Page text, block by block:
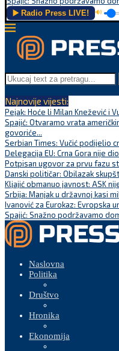
▶️ Radio Press LIVE! 🔊
Najnovije vijesti:
Pejak: Hoće li Milan Knežević i
Spajić: Otvaramo vrata
govoriće...
Serbian Times: Vučić podijelio
Delegacija EU: Crna Gora nije
Potpisan ugovor za prvu fazu
Danski političar: Obilazak
Kljajić obmanuo javnost: ASK
Srbija: Manjak u državnoj kasi
Ivanović za Eurokaz: Evropska
Spajić: Snažno podržavamo
Naslovna
Politika
Društvo
Hronika
Ekonomija